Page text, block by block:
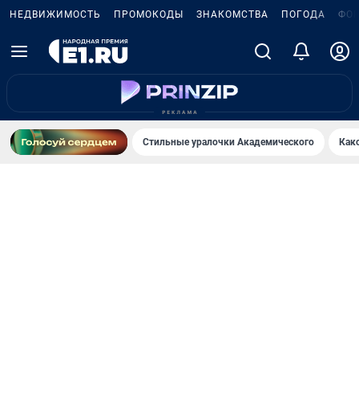
НЕДВИЖИМОСТЬ ПРОМОКОДЫ ЗНАКОМСТВА ПОГОДА
Стильные уралочки Академического